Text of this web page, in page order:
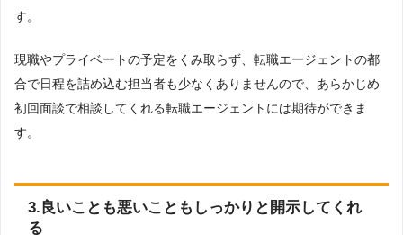
す。
現職やプライベートの予定をくみ取らず、転職エージェントの都
合で日程を詰め込む担当者も少なくありませんので、あらかじめ
初回面談で相談してくれる転職エージェントには期待ができま
す。
3.良いことも悪いこともしっかりと開示してくれ
る